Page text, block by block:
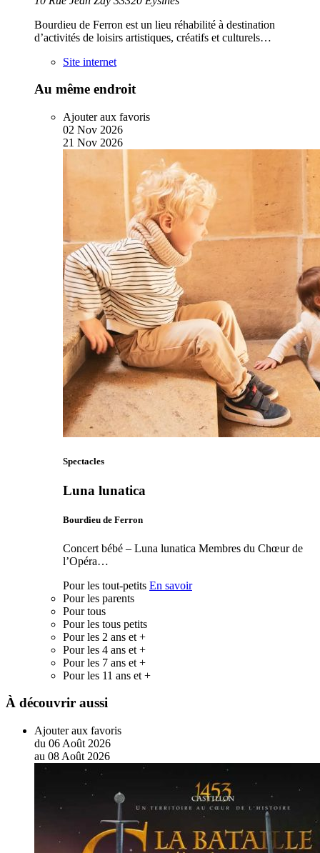
Bourdieu de Ferron est un lieu réhabilité à destination
d’activités de loisirs artistiques, créatifs et culturels…
Site internet
Au même endroit
Ajouter aux favoris
02 Nov 2026
21 Nov 2026
Spectacles
Luna lunatica
Bourdieu de Ferron
Concert bébé – Luna lunatica Membres du Chœur de
l’Opéra…
Pour les tout-petits En savoir
Pour les parents
Pour tous
Pour les tous petits
Pour les 2 ans et +
Pour les 4 ans et +
Pour les 7 ans et +
Pour les 11 ans et +
À découvrir aussi
Ajouter aux favoris
du 06 Août 2026
au 08 Août 2026